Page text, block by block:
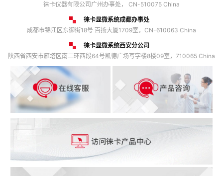
徕卡仪器有限公司广州办事处， CN-510075 China
徕卡显微系统成都办事处
成都市锦江区东御街18号 百扬大厦1709室，CN-610063 China
徕卡显微系统西安分公司
陕西省西安市雁塔区南二环西段64号凯德广场写字楼8楼09室，710065 China